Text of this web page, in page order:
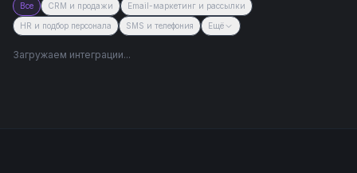
Все CRM и продажи Email-маркетинг и рассылки
HR и подбор персонала SMS и телефония Ещё
Загружаем интеграции...